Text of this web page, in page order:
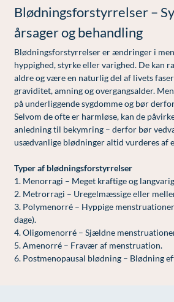
Ar og strækmærker
Uønsket hårvækst
Hårtab
Aldersprægede håndrygge
Kropsforyngelse og
Intim konturering/foryngelse
Kosmetisk Plastikkirurgi
Kæbekirurgi
Før / efter billeder
Plasmaprodukter i æstetisk,
aging medicin
Prisliste
Skriv dig op
Udskrivelse
Kontakt os & Find vej
Kvalitet og patienttilfredshed
Nyttige links
Parkering og opladning på
Persondatapolitik på AROS
Rygepolitik
Sengestuer
Standardbetingelser for
operationer
Ventetid i det offentlige - Frit
Vores mål
Blødningsforstyrrelser –
årsager og behandling
Blødningsforstyrrelser er ændringer i
hyppighed, styrke eller varighed. De kan
aldre og være en naturlig del af livets
graviditet, amning og overgangsalder.
på underliggende sygdomme og bør
Selvom de ofte er harmløse, kan de
anledning til bekymring – derfor bør
usædvanlige blødninger altid vurderes af
Typer af blødningsforstyrrelser
1. Menorragi – Meget kraftige og
2. Metrorragi – Uregelmæssige eller
3. Polymenorré – Hyppige
dage).
4. Oligomenorré – Sjældne
5. Amenorré – Fravær af menstruation.
6. Postmenopausal blødning – Blødning